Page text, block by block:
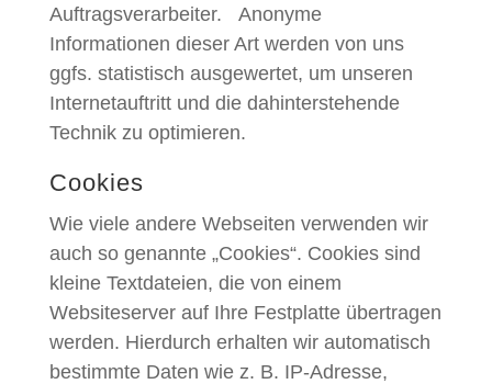
Auftragsverarbeiter. Anonyme
Informationen dieser Art werden von uns
ggfs. statistisch ausgewertet, um unseren
Internetauftritt und die dahinterstehende
Technik zu optimieren.
Cookies
Wie viele andere Webseiten verwenden wir
auch so genannte „Cookies“. Cookies sind
kleine Textdateien, die von einem
Websiteserver auf Ihre Festplatte übertragen
werden. Hierdurch erhalten wir automatisch
bestimmte Daten wie z. B. IP-Adresse,